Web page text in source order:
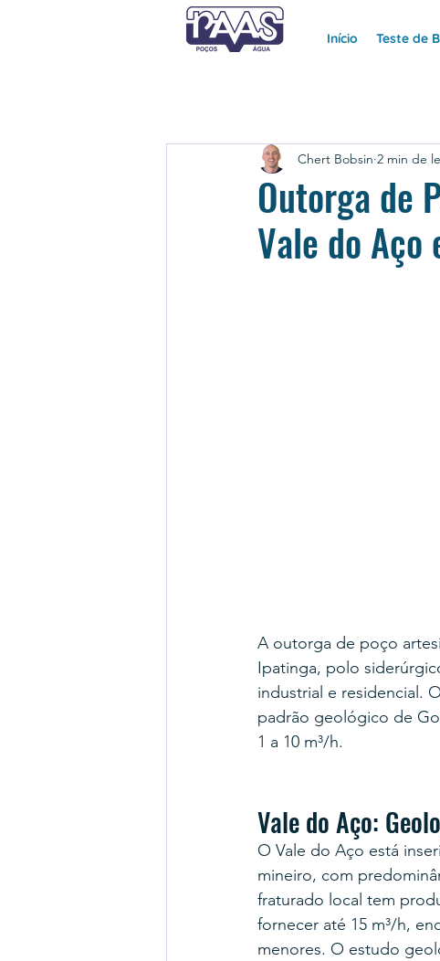
Início Teste de
Outorga de
Vale do Aço
Chert Bobsin 2 min de
A outorga de poço
Ipatinga, polo
industrial e residencial.
padrão geológico de
1 a 10 m³/h.
Vale do Aço:
O Vale do Aço está
mineiro, com
fraturado local tem
fornecer até 15 m³/h,
menores. O estudo